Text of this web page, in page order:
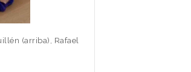
(arriba), Rafael